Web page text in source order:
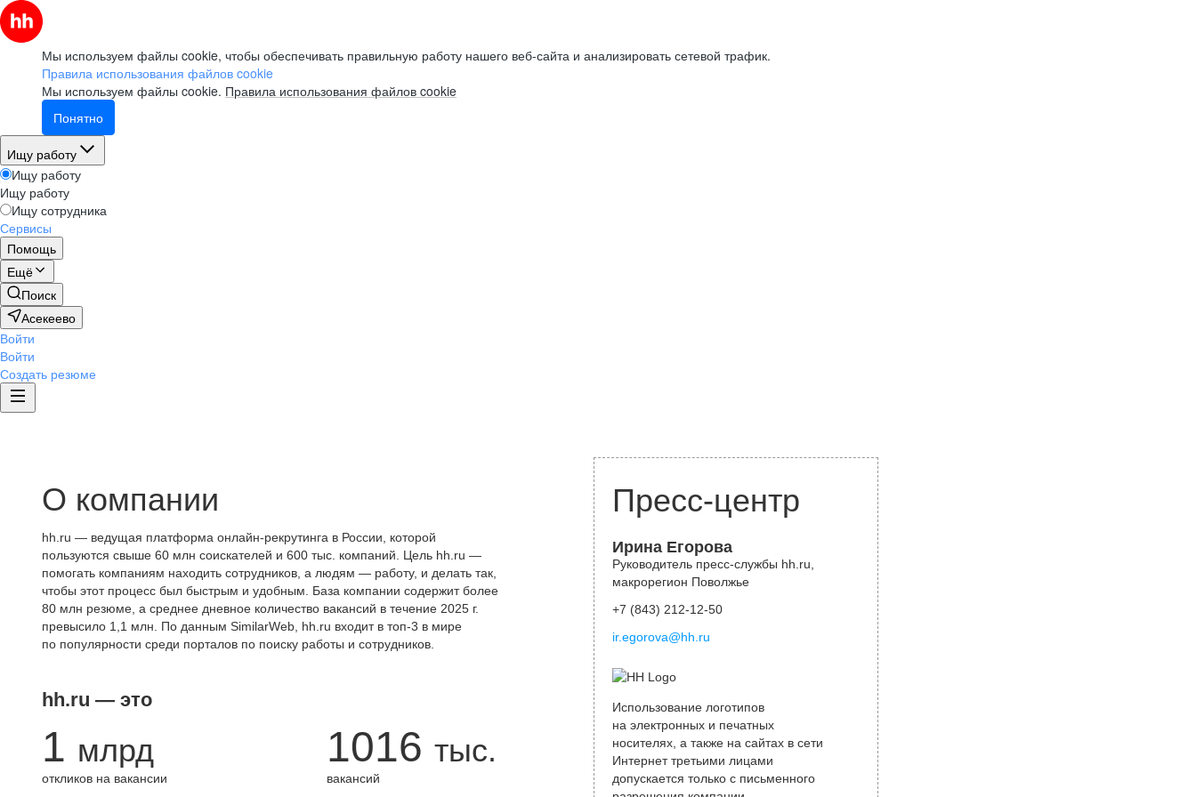
Мы используем файлы cookie, чтобы обеспечивать правильную работу нашего веб-сайта и анализировать сетевой трафик.
Правила использования файлов cookie
Мы используем файлы cookie. Правила использования файлов cookie
Понятно
Ищу работу
Ищу работу
Ищу работу
Ищу сотрудника
Сервисы
Помощь
Ещё
Поиск
Асекеево
Войти
Войти
Создать резюме
О компании
hh.ru — ведущая платформа онлайн-рекрутинга в России, которой
пользуются свыше 60 млн соискателей и 600 тыс. компаний. Цель hh.ru —
помогать компаниям находить сотрудников, а людям — работу, и делать так,
чтобы этот процесс был быстрым и удобным. База компании содержит более
80 млн резюме, а среднее дневное количество вакансий в течение 2025 г.
превысило 1,1 млн. По данным SimilarWeb, hh.ru входит в топ-3 в мире
по популярности среди порталов по поиску работы и сотрудников.
hh.ru — это
1 млрд
откликов на вакансии
1016 тыс.
вакансий
Пресс-центр
Ирина Егорова
Руководитель пресс-службы hh.ru,
макрорегион Поволжье
+7 (843) 212-12-50
ir.egorova@hh.ru
Использование логотипов
на электронных и печатных
носителях, а также на сайтах в сети
Интернет третьими лицами
допускается только с письменного